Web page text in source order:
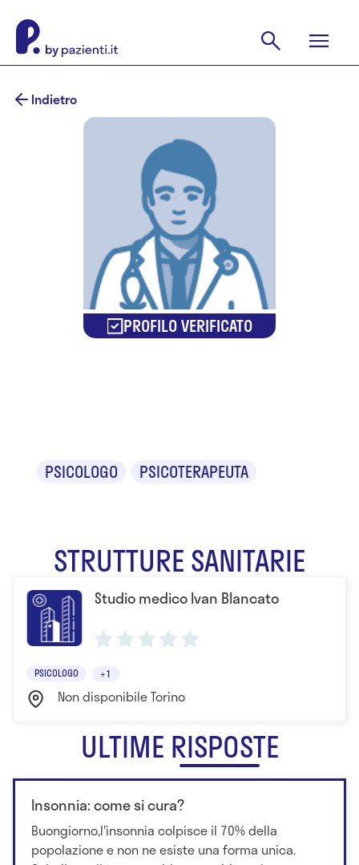
Indietro
PROFILO VERIFICATO
PSICOLOGO PSICOTERAPEUTA
STRUTTURE SANITARIE
Studio medico Ivan Blancato
PSICOLOGO +1
Non disponibile Torino
ULTIME RISPOSTE
Insonnia: come si cura?
Buongiorno,l'insonnia colpisce il 70% della
popolazione e non ne esiste una forma unica.